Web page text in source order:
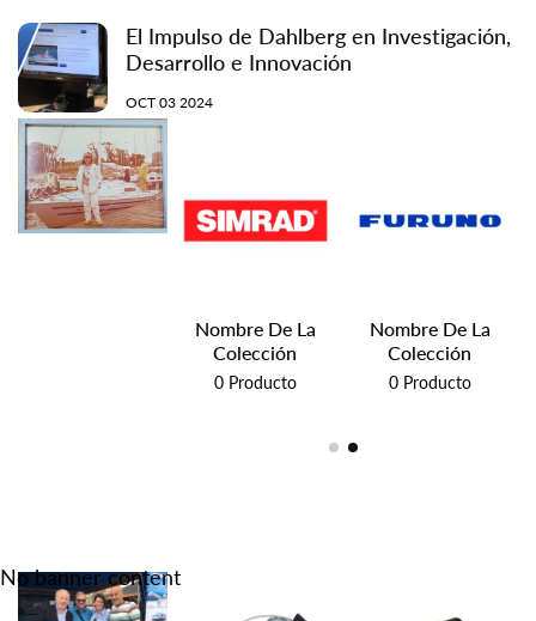
El Impulso de Dahlberg en Investigación,
Desarrollo e Innovación
OCT 03 2024
Nombre De La
Colección
0Producto
Nombre De La
Colección
0Producto
No banner content